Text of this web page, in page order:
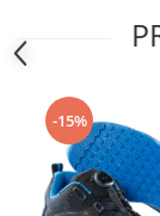
Caiete si
personalizate
Stampile, tusiere
Protectia muncii
Imbracaminte
Tricouri
-15%